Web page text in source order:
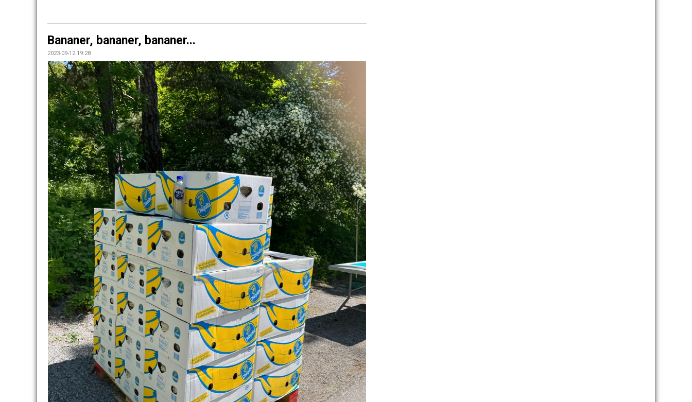
Bananer, bananer, bananer...
2023-09-12 19:28